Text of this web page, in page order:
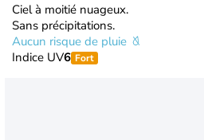
Ciel à moitié nuageux.
Sans précipitations.
Aucun risque de pluie
Indice UV6 Fort